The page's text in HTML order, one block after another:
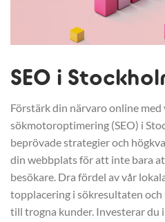
SEO i
Förstärk din närvaro online
sökmotoroptimering (SEO) i
beprövade strategier och
din webbplats för att inte bara
besökare. Dra fördel av vår
topplacering i sökresultaten
till trogna kunder. Investerar du